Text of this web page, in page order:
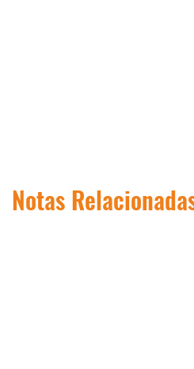
Notas